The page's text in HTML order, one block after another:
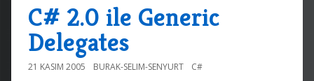
C# 2.0 ile Generic
Delegates
21 KASIM 2005 BURAK-SELIM-SENYURT C#